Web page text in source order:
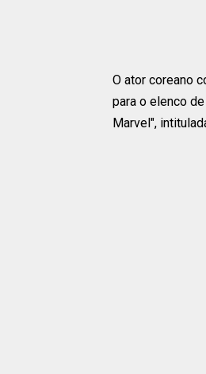
O ator coreano
para o elenco
Marvel",